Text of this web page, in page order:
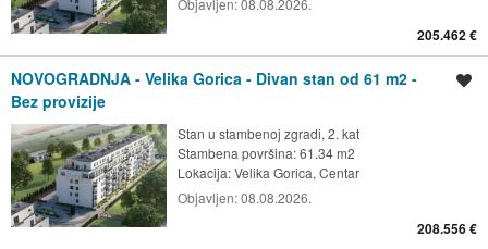
Objavljen:08.08.2026.
205.462 €
NOVOGRADNJA - Velika Gorica - Divan stan od 61 m2 -
Bez provizije
Stan u stambenoj zgradi, 2. kat
Stambena površina: 61.34 m2
Lokacija:Velika Gorica, Centar
Objavljen:08.08.2026.
208.556 €